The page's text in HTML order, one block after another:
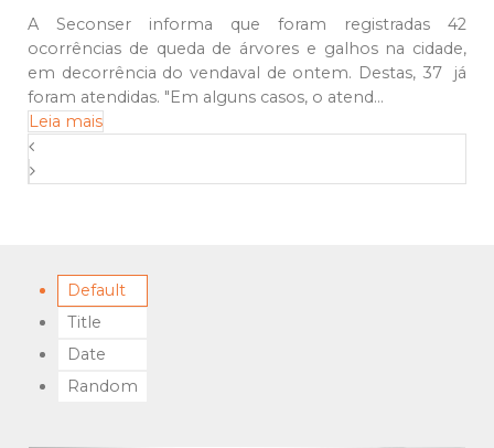
A Seconser informa que foram registradas 42
ocorrências de queda de árvores e galhos na cidade,
em decorrência do vendaval de ontem. Destas, 37 já
foram atendidas. "Em alguns casos, o atend...
Leia mais
Default
Title
Date
Random